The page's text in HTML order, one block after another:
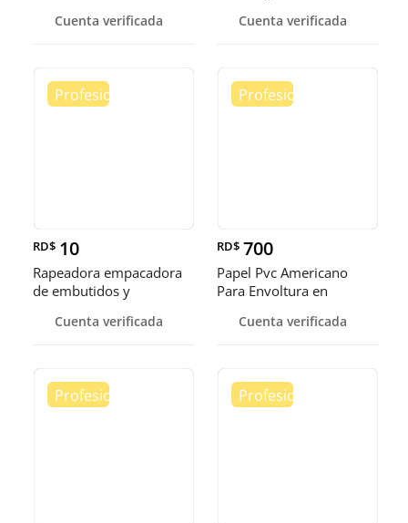
Cuenta verificada Cuenta verificada
RD$ 10
Rapeadora empacadora
de embutidos y
Cuenta verificada
RD$ 700
Papel Pvc Americano
Para Envoltura en
pulgadas
Cuenta verificada